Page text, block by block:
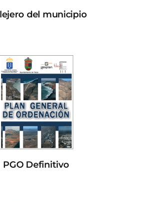
del municipio
PGO Definitivo